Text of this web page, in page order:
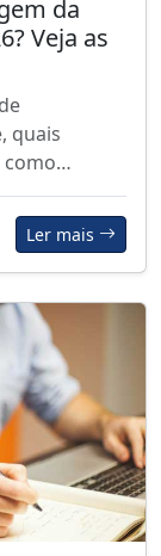
da
Veja as
quais
como…
Ler mais